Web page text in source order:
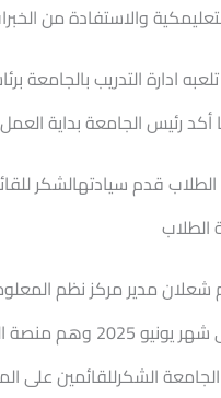
التعليمكية والاستفادة من
تلعبه ادارة التدريب
رئيس الجامعة بداية
الطلاب قدم
شعلان مدير مركز نظم
قياسى منذ شهر
الشكرللقائمين على